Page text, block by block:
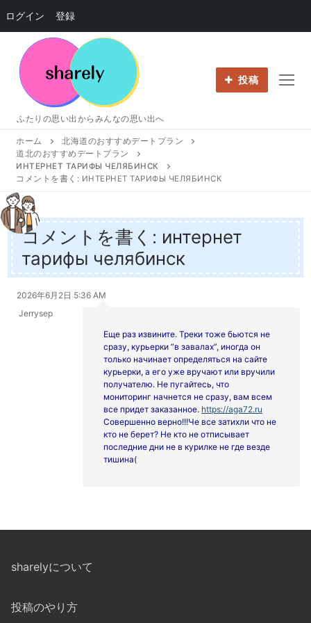
ログイン 登録
プ
ふたりの思い出からみんなの思い出へ
投稿
ホーム
北海道のおすすめデートプラン
道北のおすすめデートプラン
ИНТЕРНЕТ ТАРИФЫ ЧЕЛЯБИНСК
コメントを書く: ИНТЕРНЕТ ТАРИФЫ ЧЕЛЯБИНСК
コメントを書く: интернет
тарифы челябинск
2026年6月2日 5:36 AM
Jerrysep
Еще раз извините. Треки тоже бьются не
сразу, курьерки “в завалах”, иногда он
только начинает определяться на сайте
курьерки, а его уже вручают или вручили
получателю. Не пугайтесь, что
мониторинг начнется не сразу, вам всем
все придет заказанное. https://aga72.ru
Совершенно верно!!!Че все затихли что не
кто не берет? Не кто не отписывает
последние дни не в курилке не где везде
тишина(
sharelyについて
投稿のやり方